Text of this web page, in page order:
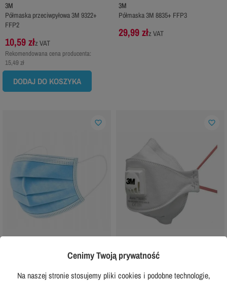
3M
Półmaska przeciwpyłowa 3M 9322+
FFP2
10,59 złz VAT
Rekomendowana cena producenta:
15,49 zł
DODAJ DO KOSZYKA
3M
Półmaska 3M 8835+ FFP3
29,99 złz VAT
Maska jednorazowa trzywarstwowa
higieniczna 10 szt
favorite_border
3M
Półmaska przeciwpyłowa 3M 9332+
FFP3
favorite_border
Cenimy Twoją prywatność
Na naszej stronie stosujemy pliki cookies i podobne technologie,